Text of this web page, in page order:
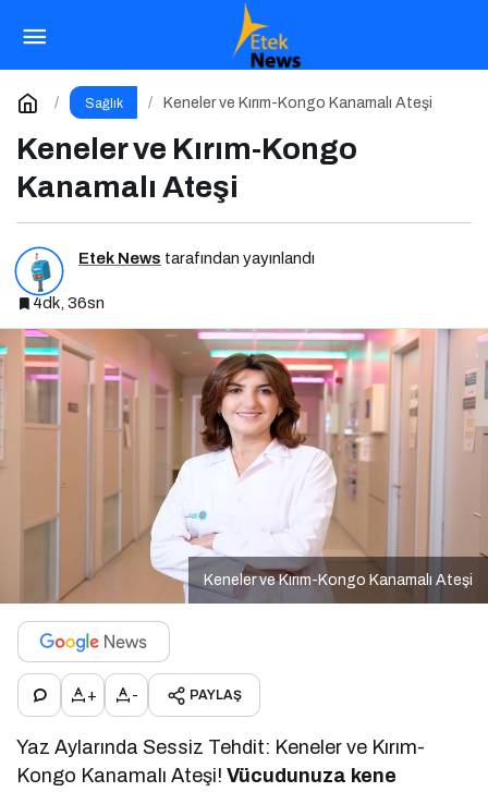
Sağlık Keneler ve Kırım-Kongo Kanamalı Ateşi
Keneler ve Kırım-Kongo
Kanamalı Ateşi
Etek News tarafından yayınlandı
4dk, 36sn
Keneler ve Kırım-Kongo Kanamalı Ateşi
+ - PAYLAŞ
Yaz Aylarında Sessiz Tehdit: Keneler ve Kırım-
Kongo Kanamalı Ateşi!Vücudunuza kene
Polikistik Over Sendromu: Birçok Kadının
Sessiz Yoldaşı
Yorum Yap